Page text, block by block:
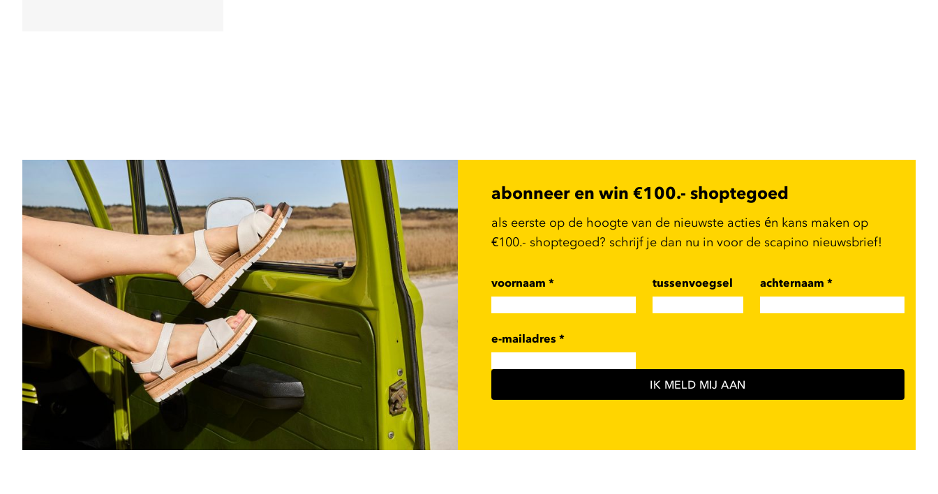
abonneer en win €100.- shoptegoed
als eerste op de hoogte van de nieuwste acties én kans maken op
€100.- shoptegoed? schrijf je dan nu in voor de scapino nieuwsbrief!
voornaam * tussenvoegsel achternaam*
e-mailadres *
IK MELD MIJ AAN